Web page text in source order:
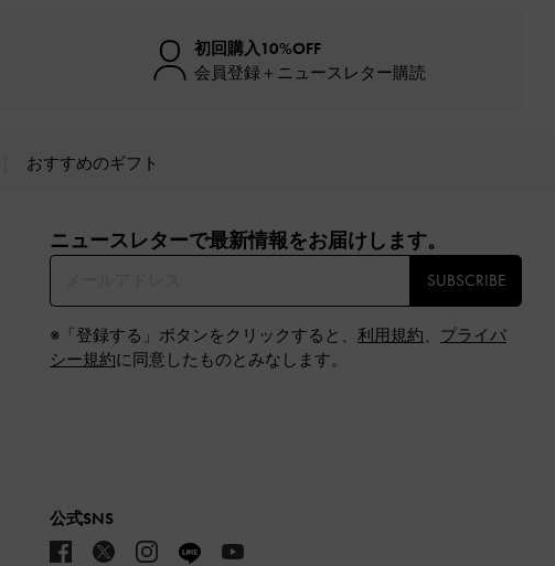
初回購入10%OFF
会員登録＋ニュースレター購読
おすすめのギフト
ニュースレターで最新情報をお届けします。​
SUBSCRIBE
※「登録する」ボタンをクリックすると、 利用規約、 プライバ
シー規約に同意したものとみなします。
公式SNS